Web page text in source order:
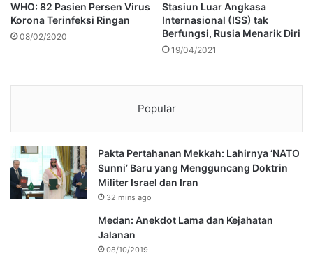
WHO: 82 Pasien Persen Virus
Korona Terinfeksi Ringan
08/02/2020
Stasiun Luar Angkasa
Internasional (ISS) tak
Berfungsi, Rusia Menarik Diri
19/04/2021
Popular
Pakta Pertahanan Mekkah: Lahirnya ‘NATO
Sunni’ Baru yang Mengguncang Doktrin
Militer Israel dan Iran
32 mins ago
Medan: Anekdot Lama dan Kejahatan
Jalanan
08/10/2019